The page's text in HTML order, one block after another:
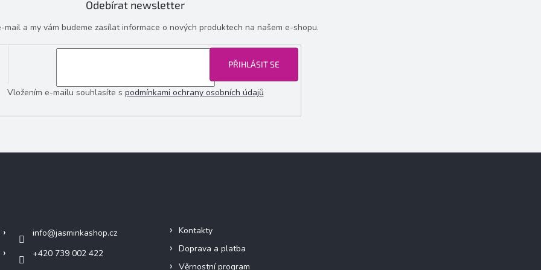
Odebírat newsletter
mail a my vám budeme zasílat informace o nových produktech na našem e-shopu.
Vložením e-mailu souhlasíte s podmínkami ochrany osobních údajů
PŘIHLÁSIT SE
info@jasminkashop.cz
+420 739 002 422
Kontakty
Doprava a platba
Věrnostní program